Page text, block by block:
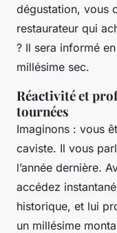
dégustation, vous
restaurateur qui
? Il sera informé
millésime sec.
Réactivité et
tournées
Imaginons : vous
caviste. Il vous
l’année dernière.
accédez
historique, et lui
un millésime